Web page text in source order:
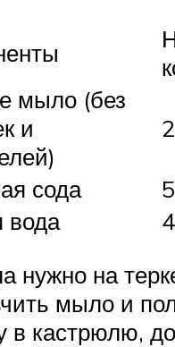
мыло (без
и
сода
вода
нужно на
мыло и
в кастрюлю,